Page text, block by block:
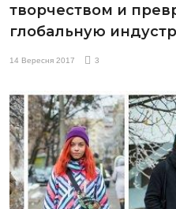
творчеством и
глобальную
14 Вересня 2017 3